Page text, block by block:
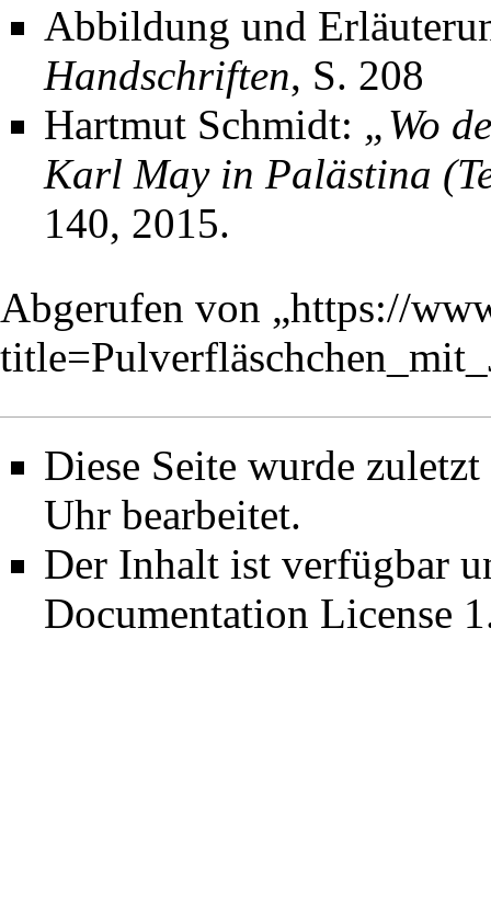
Abbildung und
Handschriften, S. 208
Hartmut Schmidt: „Wo
Karl May in Palästina
140, 2015.
Abgerufen von „https://
Diese Seite wurde
Uhr bearbeitet.
Der Inhalt ist verfügbar
Documentation License